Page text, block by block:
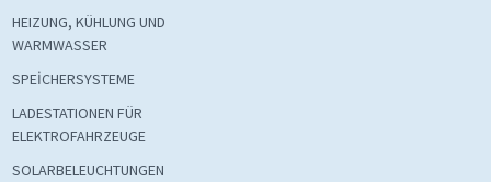
HEIZUNG, KÜHLUNG UND
WARMWASSER
SPEİCHERSYSTEME
LADESTATIONEN FÜR
ELEKTROFAHRZEUGE
SOLARBELEUCHTUNGEN